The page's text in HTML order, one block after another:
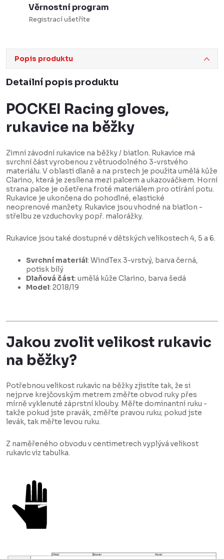
Věrnostní program
Registrací ušetříte
Popis produktu
Detailní popis produktu
POCKEI Racing gloves,
rukavice na běžky
Zimní závodní rukavice na běžky / biatlon. Rukavice má
svrchní část vyrobenou z větruodolného 3-vrstvého
materiálu. V oblasti dlaně a na prstech je použita umělá kůže
Clarino, která je zesílena mezi palcem a ukazováčkem. Horní
strana palce je ošetřena froté materiálem pro otírání potu.
Rukavice je ukončena do pohodlné, elastické
neoprenové manžety. Rukavice jsou vhodné na biatlon -
střelbu ze vzduchovky popř. malorážky.
Rukavice jsou také dostupné v dětských velikostech 4, 5 a 6.
Svrchní materiál: WindTex 3-vrstvý, barva černá,
potisk bílý
Dlaňová část: umělá kůže Clarino, barva šedá
Model: 2018/19
Jakou zvolit velikost rukavic
na běžky?
Potřebnou velikost rukavic na běžky zjistíte tak, že si
nejprve krejčovským metrem změřte obvod ruky přes
mírně vyklenuté záprstní klouby. Měřte dominantní ruku -
takže pokud jste pravák, změřte pravou ruku; pokud jste
levák, tak měřte levou ruku.
Z naměřeného obvodu v centimetrech vyplývá velikost
rukavic viz tabulka.